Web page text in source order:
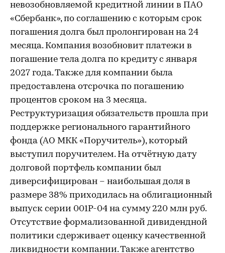
невозобновляемой кредитной линии в ПАО
«Сбербанк», по соглашению с которым срок
погашения долга был пролонгирован на 24
месяца. Компания возобновит платежи в
погашение тела долга по кредиту с января
2027 года. Также для компании была
предоставлена отсрочка по погашению
процентов сроком на 3 месяца.
Реструктуризация обязательств прошла при
поддержке регионального гарантийного
фонда (АО МКК «Поручитель»), который
выступил поручителем. На отчётную дату
долговой портфель компании был
диверсифицирован – наибольшая доля в
размере 38% приходилась на облигационный
выпуск серии 001Р-04 на сумму 220 млн руб.
Отсутствие формализованной дивидендной
политики сдерживает оценку качественной
ликвидности компании. Также агентство